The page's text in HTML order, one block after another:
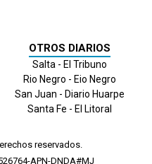
OTROS DIARIOS
Salta - El Tribuno
Rio Negro - Eio Negro
San Juan - Diario Huarpe
Santa Fe - El Litoral
reservados.
APN-DNDA#MJ